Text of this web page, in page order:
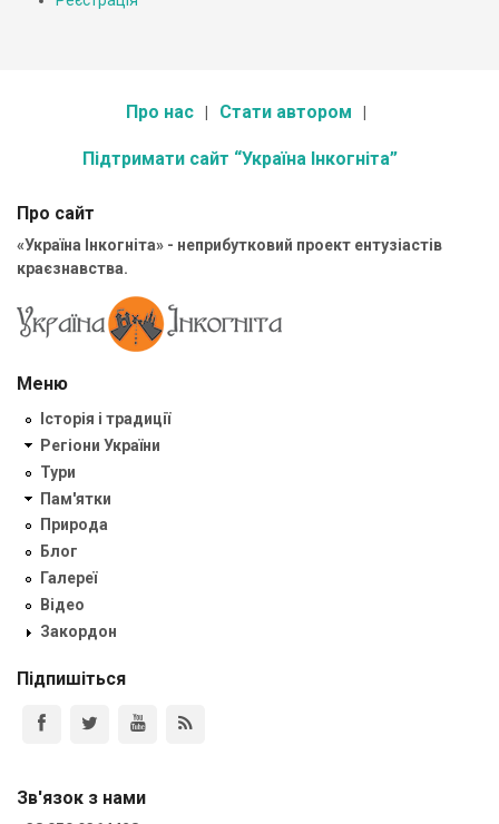
Про нас Стати автором
Підтримати сайт “Україна Інкогніта”
Про сайт
«Україна Інкогніта» - неприбутковий проект ентузіастів
краєзнавства.
Меню
Історія і традиції
Регіони України
Тури
Пам'ятки
Природа
Блог
Галереї
Відео
Закордон
Підпишіться
Зв'язок з нами